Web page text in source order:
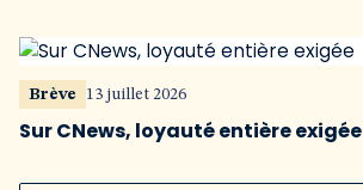
Brève 13 juillet 2026
Sur CNews, loyauté entière exigée